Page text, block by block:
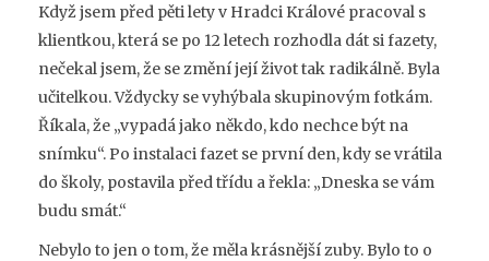
Když jsem před pěti lety v Hradci Králové pracoval s
klientkou, která se po 12 letech rozhodla dát si fazety,
nečekal jsem, že se změní její život tak radikálně. Byla
učitelkou. Vždycky se vyhýbala skupinovým fotkám.
Říkala, že „vypadá jako někdo, kdo nechce být na
snímku“. Po instalaci fazet se první den, kdy se vrátila
do školy, postavila před třídu a řekla: „Dneska se vám
budu smát.“
Nebylo to jen o tom, že měla krásnější zuby. Bylo to o